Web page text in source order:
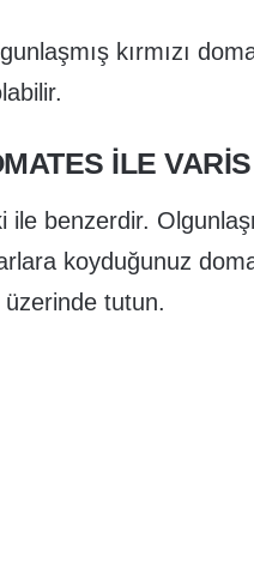
kırmızı
İLE
benzerdir.
koyduğunuz
tutun.